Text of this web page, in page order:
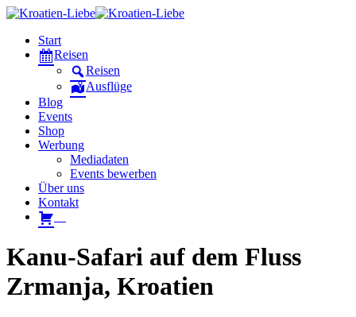
Start
Reisen
Reisen
Ausflüge
Blog
Events
Shop
Werbung
Mediadaten
Events bewerben
Über uns
Kontakt
Kanu-Safari auf dem Fluss
Zrmanja, Kroatien